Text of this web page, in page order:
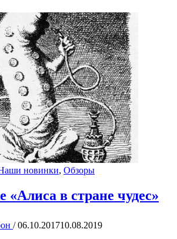
новинки, Обзоры
«Алиса в стране чудес»
/ 06.10.201710.08.2019